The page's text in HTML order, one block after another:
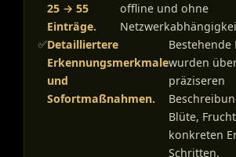
25 → 55
Einträge.
offline und ohne
Detailliertere
Erkennungsmerkmale
und
Sofortmaßnahmen.
Bestehende
wurden
präziseren
Blüte,
konkreten
Schritten.